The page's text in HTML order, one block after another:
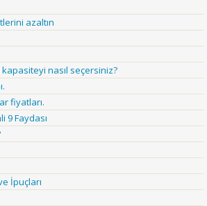
azaltın
nasıl seçersiniz?
fiyatları.
9 Faydası
İpuçları